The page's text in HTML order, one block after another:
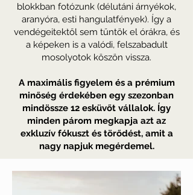
blokkban fotózunk (délutáni árnyékok,
aranyóra, esti hangulatfények). Így a
vendégeitektől sem tűntök el órákra, és
a képeken is a valódi, felszabadult
mosolyotok köszön vissza.
A maximális figyelem és a prémium
minőség érdekében egy szezonban
mindössze 12 esküvőt vállalok. Így
minden párom megkapja azt az
exkluzív fókuszt és törődést, amit a
nagy napjuk megérdemel.